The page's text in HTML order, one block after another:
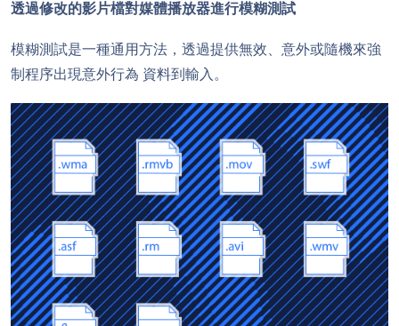
透過修改的影片檔對媒體播放器進行模糊測試
模糊測試是一種通用方法，透過提供無效、意外或隨機來強
制程序出現意外行為 資料到輸入。